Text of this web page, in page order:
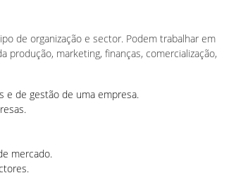
de organização e sector. Podem trabalhar em
marketing, finanças, comercialização,
e de gestão de uma empresa.
mercado.